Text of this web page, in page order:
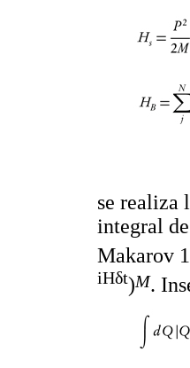
se realiza
integral
Makarov
iHδt)M.